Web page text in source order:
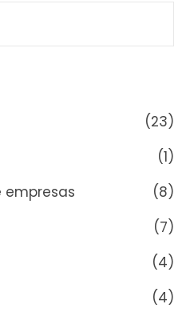
(23)
(1)
(8)
(7)
(4)
(4)